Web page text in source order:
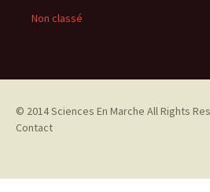
Non classé
© 2014Sciences En Marche All Rights
Contact